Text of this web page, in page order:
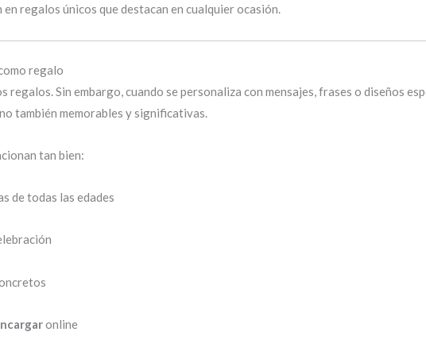
regalos únicos que destacan en cualquier ocasión.
regalo
regalos. Sin embargo, cuando se personaliza con mensajes, frases o diseños
también memorables y significativas.
tan bien:
de todas las edades
online